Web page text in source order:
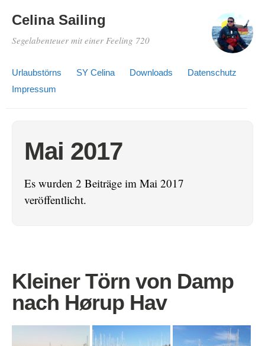
Celina Sailing
Segelabenteuer mit einer Feeling 720
Urlaubstörns SY Celina Downloads
Datenschutz
Impressum
Mai 2017
Es wurden 2 Beiträge im Mai 2017
veröffentlicht.
Kleiner Törn von Damp
nach Hørup Hav